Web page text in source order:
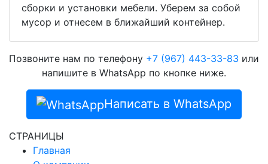
сборки и установки мебели. Уберем за собой
мусор и отнесем в ближайший контейнер.
Позвоните нам по телефону +7 (967) 443-33-83 или
напишите в WhatsApp по кнопке ниже.
Написать в WhatsApp
СТРАНИЦЫ
Главная